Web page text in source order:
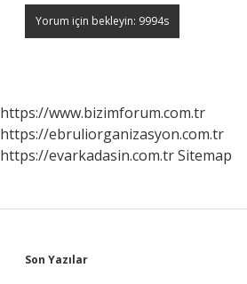
https://www.bizimforum.com.tr
https://ebruliorganizasyon.com.tr
https://evarkadasin.com.trSitemap
Sidebar
Son Yazılar